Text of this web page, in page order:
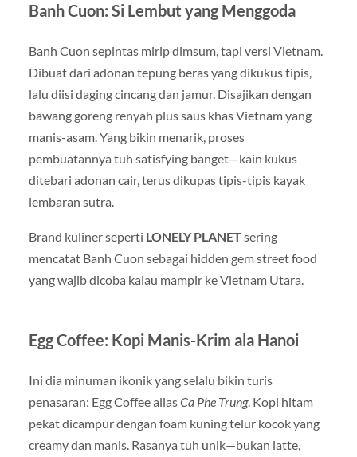
Banh Cuon: Si Lembut yang Menggoda
Banh Cuon sepintas mirip dimsum, tapi versi Vietnam.
Dibuat dari adonan tepung beras yang dikukus tipis,
lalu diisi daging cincang dan jamur. Disajikan dengan
bawang goreng renyah plus saus khas Vietnam yang
manis-asam. Yang bikin menarik, proses
pembuatannya tuh satisfying banget—kain kukus
ditebari adonan cair, terus dikupas tipis-tipis kayak
lembaran sutra.
Brand kuliner seperti LONELY PLANETsering
mencatat Banh Cuon sebagai hidden gem street food
yang wajib dicoba kalau mampir ke Vietnam Utara.
Egg Coffee: Kopi Manis-Krim ala Hanoi
Ini dia minuman ikonik yang selalu bikin turis
penasaran: Egg Coffee aliasCa Phe Trung. Kopi hitam
pekat dicampur dengan foam kuning telur kocok yang
creamy dan manis. Rasanya tuh unik—bukan latte,